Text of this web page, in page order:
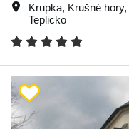
Krupka, Krušné hory,
Teplicko